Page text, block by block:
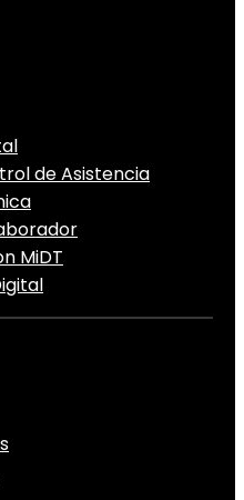
de Asistencia
MiDT